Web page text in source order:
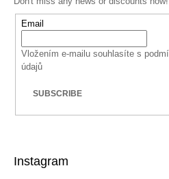
Email
Vložením e-mailu souhlasíte s
údajů
SUBSCRIBE
Instagram